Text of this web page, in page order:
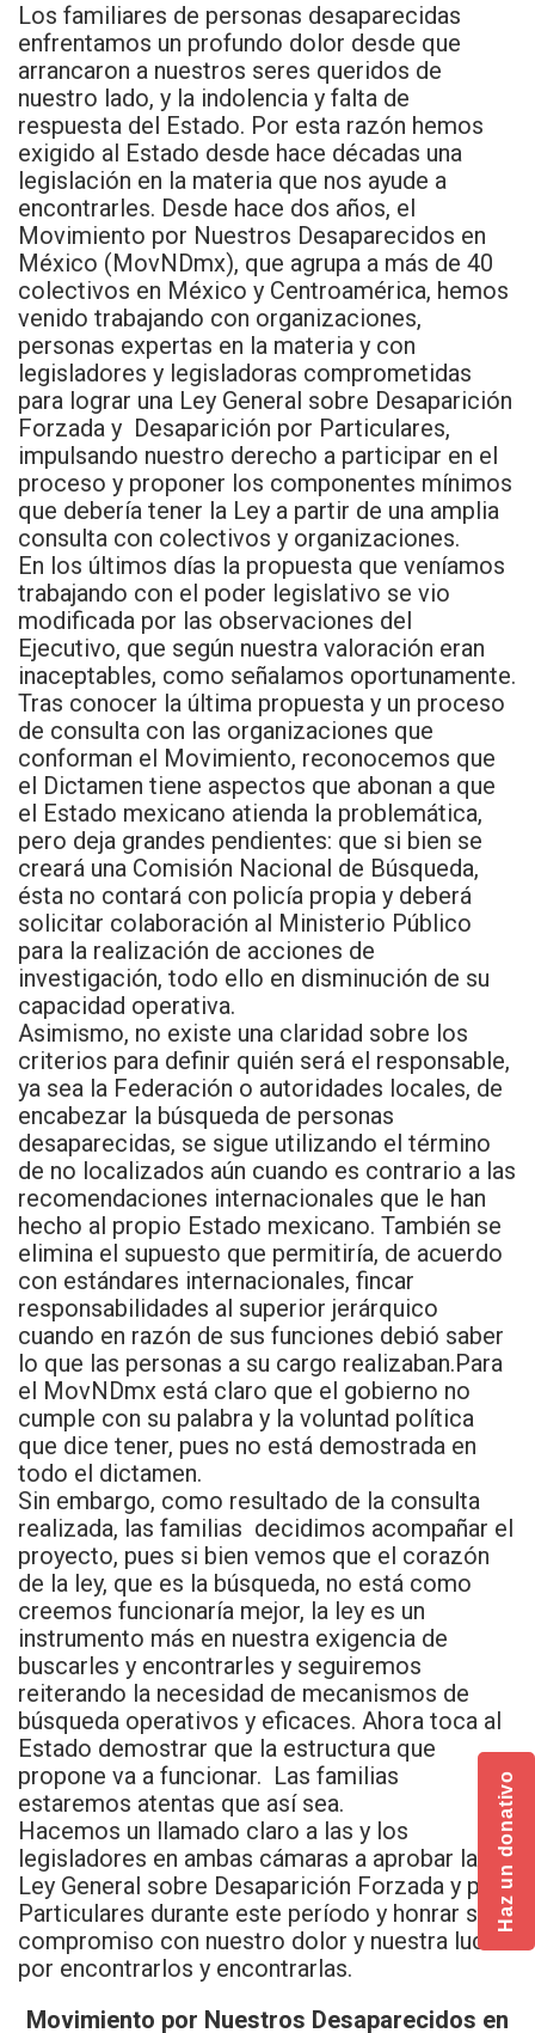
Los familiares de personas desaparecidas
enfrentamos un profundo dolor desde que
arrancaron a nuestros seres queridos de
nuestro lado, y la indolencia y falta de
respuesta del Estado. Por esta razón hemos
exigido al Estado desde hace décadas una
legislación en la materia que nos ayude a
encontrarles. Desde hace dos años, el
Movimiento por Nuestros Desaparecidos en
México (MovNDmx), que agrupa a más de 40
colectivos en México y Centroamérica, hemos
venido trabajando con organizaciones,
personas expertas en la materia y con
legisladores y legisladoras comprometidas
para lograr una Ley General sobre Desaparición
Forzada y Desaparición por Particulares,
impulsando nuestro derecho a participar en el
proceso y proponer los componentes mínimos
que debería tener la Ley a partir de una amplia
consulta con colectivos y organizaciones.
En los últimos días la propuesta que veníamos
trabajando con el poder legislativo se vio
modificada por las observaciones del
Ejecutivo, que según nuestra valoración eran
inaceptables, como señalamos oportunamente.
Tras conocer la última propuesta y un proceso
de consulta con las organizaciones que
conforman el Movimiento, reconocemos que
el Dictamen tiene aspectos que abonan a que
el Estado mexicano atienda la problemática,
pero deja grandes pendientes: que si bien se
creará una Comisión Nacional de Búsqueda,
ésta no contará con policía propia y deberá
solicitar colaboración al Ministerio Público
para la realización de acciones de
investigación, todo ello en disminución de su
capacidad operativa.
Asimismo, no existe una claridad sobre los
criterios para definir quién será el responsable,
ya sea la Federación o autoridades locales, de
encabezar la búsqueda de personas
desaparecidas, se sigue utilizando el término
de no localizados aún cuando es contrario a las
recomendaciones internacionales que le han
hecho al propio Estado mexicano. También se
elimina el supuesto que permitiría, de acuerdo
con estándares internacionales, fincar
responsabilidades al superior jerárquico
cuando en razón de sus funciones debió saber
lo que las personas a su cargo realizaban.Para
el MovNDmx está claro que el gobierno no
cumple con su palabra y la voluntad política
que dice tener, pues no está demostrada en
todo el dictamen.
Sin embargo, como resultado de la consulta
realizada, las familias decidimos acompañar el
proyecto, pues si bien vemos que el corazón
de la ley, que es la búsqueda, no está como
creemos funcionaría mejor, la ley es un
instrumento más en nuestra exigencia de
buscarles y encontrarles y seguiremos
reiterando la necesidad de mecanismos de
búsqueda operativos y eficaces. Ahora toca al
Estado demostrar que la estructura que
propone va a funcionar. Las familias
estaremos atentas que así sea.
Hacemos un llamado claro a las y los
legisladores en ambas cámaras a aprobar la
Ley General sobre Desaparición Forzada y por
Particulares durante este período y honrar su
compromiso con nuestro dolor y nuestra lucha
por encontrarlos y encontrarlas.
Movimiento por Nuestros Desaparecidos en
Haz un donativo